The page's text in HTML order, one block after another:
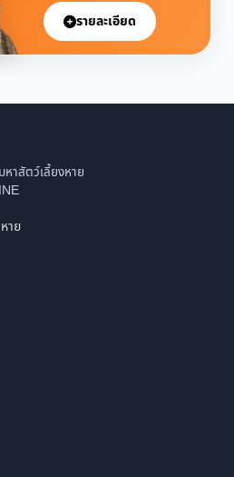
รายละเอียด
หาสัตว์เลี้ยงหาย
าย